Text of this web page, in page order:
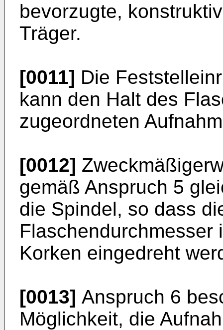
bevorzugte,
Träger.
[0011] Die
kann den Halt des
zugeordneten
[0012]
gemäß Anspruch 5
die Spindel, so dass
Flaschendurchmesser
Korken eingedreht
[0013] Anspruch 6
Möglichkeit, die